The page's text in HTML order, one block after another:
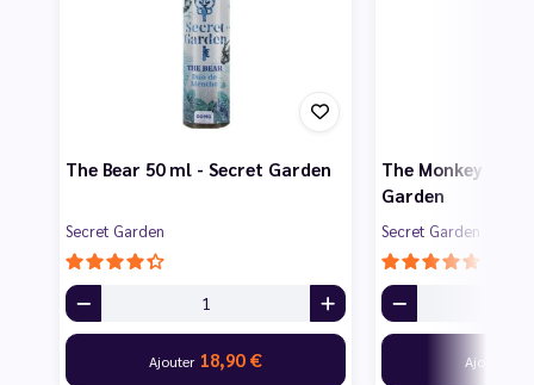
The Bear 50 ml - Secret Garden
Secret Garden
Ajouter 18,90 €
The Monkey 50
Garden
Secret Garden
Ajouter